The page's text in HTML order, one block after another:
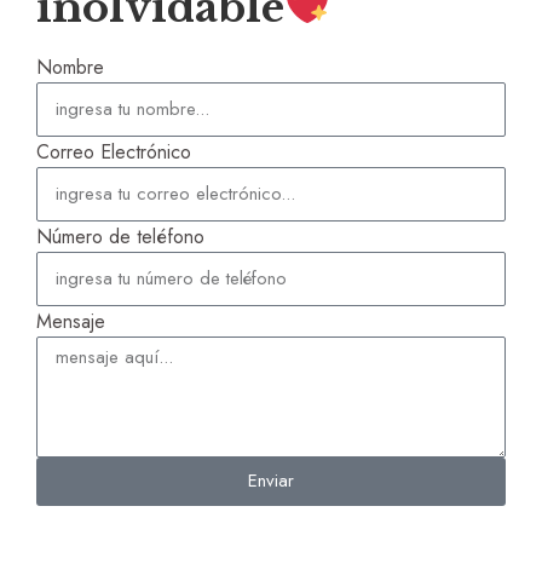
Nombre
Correo Electrónico
Número de teléfono
Mensaje
Enviar